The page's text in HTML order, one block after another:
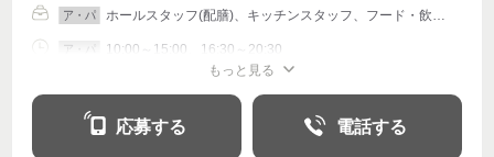
ア・パ ホールスタッフ(配膳)、キッチンスタッフ、フード・飲食その他
ア・パ 10:00～15:00、16:30～20:30
もっと見る
応募する 電話する